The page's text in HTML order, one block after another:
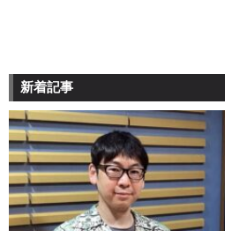
新着記事